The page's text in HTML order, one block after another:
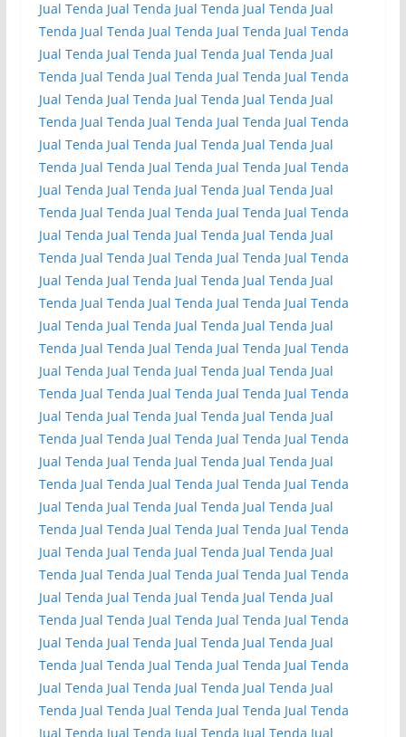
Jual Tenda Jual Tenda Jual Tenda Jual Tenda Jual
Tenda Jual Tenda Jual Tenda Jual Tenda Jual Tenda
Jual Tenda Jual Tenda Jual Tenda Jual Tenda Jual
Tenda Jual Tenda Jual Tenda Jual Tenda Jual Tenda
Jual Tenda Jual Tenda Jual Tenda Jual Tenda Jual
Tenda Jual Tenda Jual Tenda Jual Tenda Jual Tenda
Jual Tenda Jual Tenda Jual Tenda Jual Tenda Jual
Tenda Jual Tenda Jual Tenda Jual Tenda Jual Tenda
Jual Tenda Jual Tenda Jual Tenda Jual Tenda Jual
Tenda Jual Tenda Jual Tenda Jual Tenda Jual Tenda
Jual Tenda Jual Tenda Jual Tenda Jual Tenda Jual
Tenda Jual Tenda Jual Tenda Jual Tenda Jual Tenda
Jual Tenda Jual Tenda Jual Tenda Jual Tenda Jual
Tenda Jual Tenda Jual Tenda Jual Tenda Jual Tenda
Jual Tenda Jual Tenda Jual Tenda Jual Tenda Jual
Tenda Jual Tenda Jual Tenda Jual Tenda Jual Tenda
Jual Tenda Jual Tenda Jual Tenda Jual Tenda Jual
Tenda Jual Tenda Jual Tenda Jual Tenda Jual Tenda
Jual Tenda Jual Tenda Jual Tenda Jual Tenda Jual
Tenda Jual Tenda Jual Tenda Jual Tenda Jual Tenda
Jual Tenda Jual Tenda Jual Tenda Jual Tenda Jual
Tenda Jual Tenda Jual Tenda Jual Tenda Jual Tenda
Jual Tenda Jual Tenda Jual Tenda Jual Tenda Jual
Tenda Jual Tenda Jual Tenda Jual Tenda Jual Tenda
Jual Tenda Jual Tenda Jual Tenda Jual Tenda Jual
Tenda Jual Tenda Jual Tenda Jual Tenda Jual Tenda
Jual Tenda Jual Tenda Jual Tenda Jual Tenda Jual
Tenda Jual Tenda Jual Tenda Jual Tenda Jual Tenda
Jual Tenda Jual Tenda Jual Tenda Jual Tenda Jual
Tenda Jual Tenda Jual Tenda Jual Tenda Jual Tenda
Jual Tenda Jual Tenda Jual Tenda Jual Tenda Jual
Tenda Jual Tenda Jual Tenda Jual Tenda Jual Tenda
Jual Tenda Jual Tenda Jual Tenda Jual Tenda Jual